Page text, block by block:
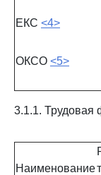
ЕКС <4>
ОКСО <5>
3.1.1. Трудовая
Наименование